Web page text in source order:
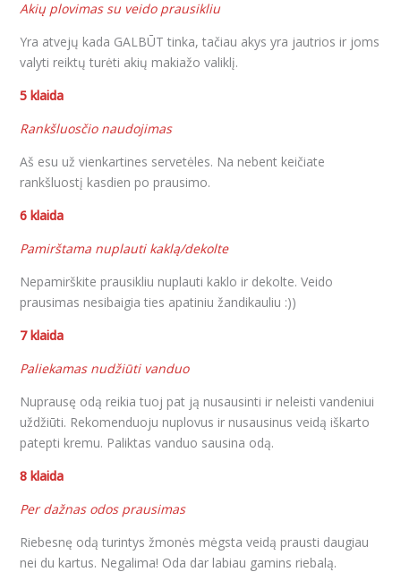
Akių plovimas su veido prausikliu
Yra atvejų kada GALBŪT tinka, tačiau akys yra jautrios ir joms
valyti reiktų turėti akių makiažo valiklį.
5 klaida
Rankšluosčio naudojimas
Aš esu už vienkartines servetėles. Na nebent keičiate
rankšluostį kasdien po prausimo.
6 klaida
Pamirštama nuplauti kaklą/dekolte
Nepamirškite prausikliu nuplauti kaklo ir dekolte. Veido
prausimas nesibaigia ties apatiniu žandikauliu :))
7 klaida
Paliekamas nudžiūti vanduo
Nuprausę odą reikia tuoj pat ją nusausinti ir neleisti vandeniui
uždžiūti. Rekomenduoju nuplovus ir nusausinus veidą iškarto
patepti kremu. Paliktas vanduo sausina odą.
8 klaida
Per dažnas odos prausimas
Riebesnę odą turintys žmonės mėgsta veidą prausti daugiau
nei du kartus. Negalima! Oda dar labiau gamins riebalą.